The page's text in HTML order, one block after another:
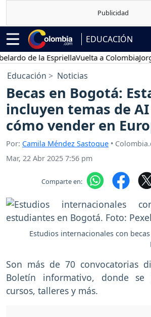
EDUCACIÓN
de la EspriellaVuelta a ColombiaJorge
Educación Noticias
Becas en Bogotá:
incluyen temas de
cómo vender en
Por: Camila Méndez Sastoque •
Mar, 22 Abr 2025 7:56 pm
Comparte en:
Estudios internacionales con
Son más de 70 convocatorias
Boletín informativo, donde se
cursos, talleres y más.